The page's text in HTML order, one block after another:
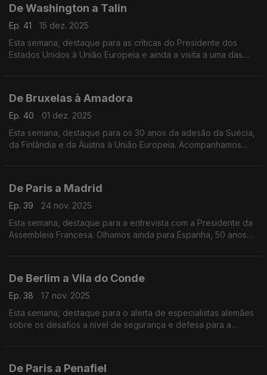
De Washington a Talin
Ep. 41
15 dez. 2025
Esta semana, destaque para as críticas do Presidente dos
Estados Unidos à União Europeia e ainda a visita a uma das
De Bruxelas à Amadora
Ep. 40
01 dez. 2025
Esta semana, destaque para os 30 anos da adesão da Suécia,
da Finlândia e da Áustria à União Europeia. Acompanhamos
De Paris a Madrid
Ep. 39
24 nov. 2025
Esta semana, destaque para a entrevista com a Presidente da
Assembleia Francesa. Olhamos ainda para Espanha, 50 anos
De Berlim a Vila do Conde
Ep. 38
17 nov. 2025
Esta semana, destaque para o alerta de especialistas alemães
sobre os desafios a nível de segurança e defesa para a
De Paris a Penafiel